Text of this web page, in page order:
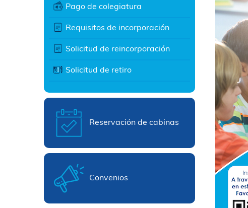
Pago de colegiatura
Requisitos de incorporación
Solicitud de reincorporación
Solicitud de retiro
Reservación de cabinas
Convenios